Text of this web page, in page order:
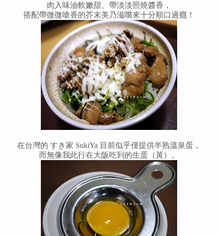
肉入味油軟嫩甜、帶淡淡照燒醬香，
搭配帶微微嗆香的芥末美乃滋嚐來十分順口過癮！
在台灣的 すき家 SukiYa 目前似乎僅提供半熟溫泉蛋，
而無像我此行在大阪吃到的生蛋（黃）。